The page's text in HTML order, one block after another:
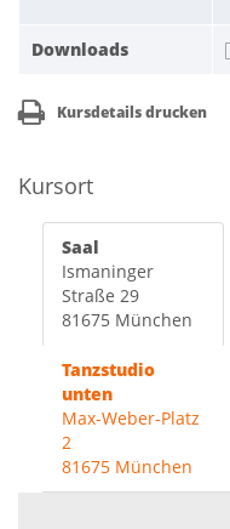
Downloads
Kursdetails drucken
Kursort
Saal
Ismaninger
Straße 29
81675 München
Tanzstudio
unten
Max-Weber-Platz
2
81675 München